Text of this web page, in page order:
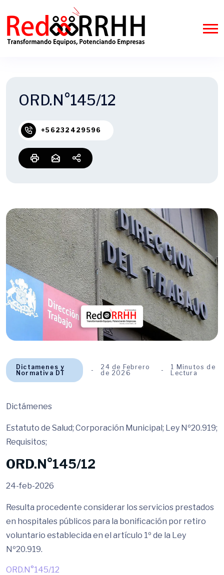
ORD.N°145/12
+56232429596
Dictamenes y
Normativa DT
24 de Febrero
de 2026
1 Minutos de
Lectura
Dictámenes
Estatuto de Salud; Corporación Municipal; Ley Nº20.919;
Requisitos;
ORD.N°145/12
24-feb-2026
Resulta procedente considerar los servicios prestados
en hospitales públicos para la bonificación por retiro
voluntario establecida en el artículo 1º de la Ley
Nº20.919.
ORD.N°145/12